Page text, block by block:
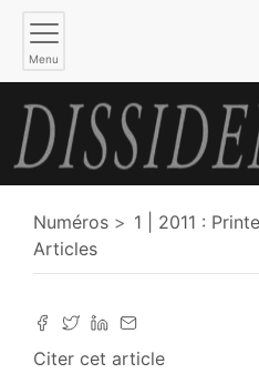
Menu
Numéros
1 | 2011 :
Articles
Citer cet article